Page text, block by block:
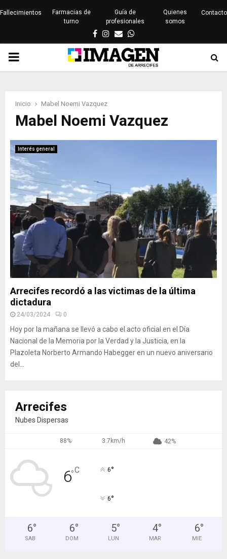
Fallecimientos
Farmacias de
turno
Guía de
profesionales
Quienes
somos
Contacto
Facebook
Instagram
EmailWhatsapp
PRIMARY
Inicio Mabel Noemi Vazquez
Mabel Noemi Vazquez
Interés general
Arrecifes recordó a las victimas de la última
dictadura
24/03/2024 0
Hoy por la mañana se llevó a cabo el acto oficial en el Día
Nacional de la Memoria por la Verdad y la Justicia, en la
Plazoleta Norberto Armando Habegger en un nuevo aniversario
del...
Arrecifes
Nubes Dispersas
88% 3.7km/h 42%
6°C 6°
6°
6°
SAB
6°
DOM
5°
LUN
4°
MAR
6°
MIE